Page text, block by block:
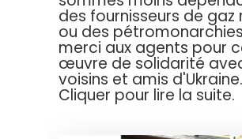
des fournisseurs de gaz
ou des
merci aux agents pour
œuvre de solidarité
voisins et amis
Cliquer pour lire la suite.